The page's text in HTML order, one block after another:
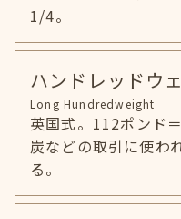
1/4。
ハンドレッドウ
Long Hundredweight
英国式。112ポンド
炭などの取引に使わ
る。